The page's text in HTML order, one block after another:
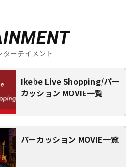
ーテイメント
Ikebe Live Shopping/パー
カッション MOVIE一覧
パーカッション MOVIE一覧